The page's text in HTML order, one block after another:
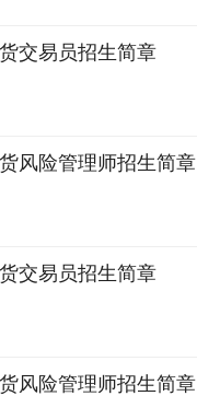
交易员招生简章
风险管理师招生简章
交易员招生简章
风险管理师招生简章